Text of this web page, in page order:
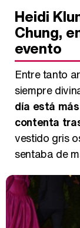
Heidi
Chung,
evento
Entre tanto
siempre
día está
contenta
vestido gris
sentaba de